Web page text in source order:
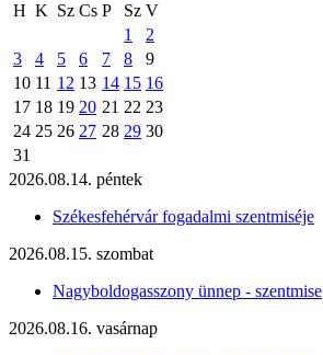
H K Sz Cs P Sz V
1
2
3
4 5 6 7 8
9
10 11 12 13 14 15 16
17 18 19 20 21 22 23
24 25 26 27 28 29 30
31
2026.08.14. péntek
Székesfehérvár fogadalmi szentmiséje
2026.08.15. szombat
Nagyboldogasszony ünnep - szentmise
2026.08.16. vasárnap